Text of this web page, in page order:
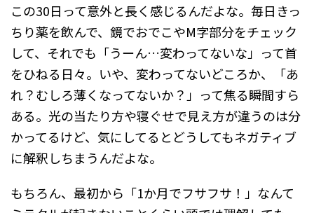
この30日って意外と長く感じるんだよな。毎日きっ
ちり薬を飲んで、鏡でおでこやM字部分をチェック
して、それでも「うーん…変わってないな」って首
をひねる日々。いや、変わってないどころか、「あ
れ？むしろ薄くなってないか？」って焦る瞬間すら
ある。光の当たり方や寝ぐせで見え方が違うのは分
かってるけど、気にしてるとどうしてもネガティブ
に解釈しちまうんだよな。
もちろん、最初から「1か月でフサフサ！」なんて